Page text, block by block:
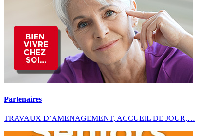
Partenaires
TRAVAUX D’AMENAGEMENT, ACCUEIL DE JOUR,…